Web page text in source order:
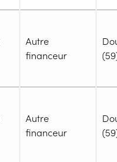
Autre
financeur
Niveau
Prérequis :
Autre
financeur